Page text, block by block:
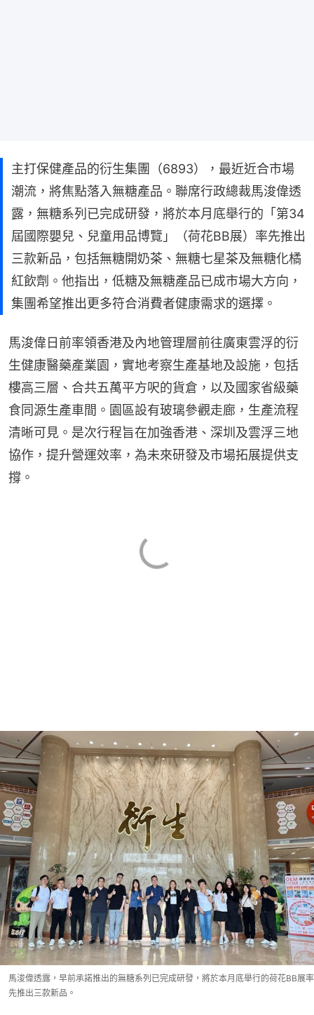
主打保健產品的衍生集團（6893），最近近合市場
潮流，將焦點落入無糖產品。聯席行政總裁馬浚偉透
露，無糖系列已完成研發，將於本月底舉行的「第34
屆國際嬰兒、兒童用品博覽」（荷花BB展）率先推出
三款新品，包括無糖開奶茶、無糖七星茶及無糖化橘
紅飲劑。他指出，低糖及無糖產品已成市場大方向，
集團希望推出更多符合消費者健康需求的選擇。
馬浚偉日前率領香港及內地管理層前往廣東雲浮的衍
生健康醫藥產業園，實地考察生產基地及設施，包括
樓高三層、合共五萬平方呎的貨倉，以及國家省級藥
食同源生產車間。園區設有玻璃參觀走廊，生產流程
清晰可見。是次行程旨在加強香港、深圳及雲浮三地
協作，提升營運效率，為未來研發及市場拓展提供支
撐。
馬浚偉透露，早前承諾推出的無糖系列已完成研發，將於本月底舉行的荷花BB展率
先推出三款新品。